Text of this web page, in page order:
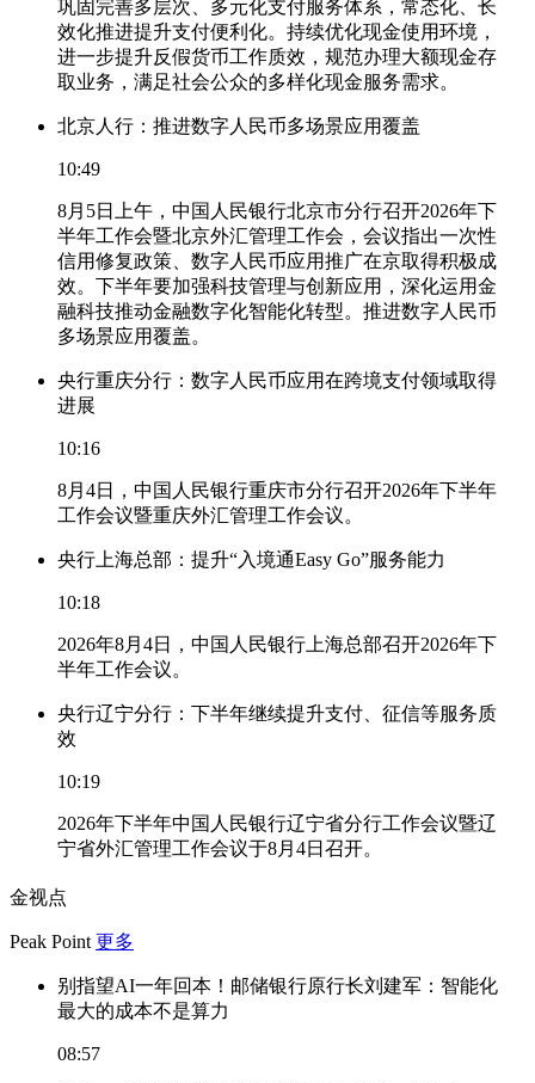
巩固完善多层次、多元化支付服务体系，常态化、长
效化推进提升支付便利化。持续优化现金使用环境，
进一步提升反假货币工作质效，规范办理大额现金存
取业务，满足社会公众的多样化现金服务需求。
北京人行：推进数字人民币多场景应用覆盖
10:49
8月5日上午，中国人民银行北京市分行召开2026年下
半年工作会暨北京外汇管理工作会，会议指出一次性
信用修复政策、数字人民币应用推广在京取得积极成
效。下半年要加强科技管理与创新应用，深化运用金
融科技推动金融数字化智能化转型。推进数字人民币
多场景应用覆盖。
央行重庆分行：数字人民币应用在跨境支付领域取得
进展
10:16
8月4日，中国人民银行重庆市分行召开2026年下半年
工作会议暨重庆外汇管理工作会议。
央行上海总部：提升“入境通Easy Go”服务能力
10:18
2026年8月4日，中国人民银行上海总部召开2026年下
半年工作会议。
央行辽宁分行：下半年继续提升支付、征信等服务质
效
10:19
2026年下半年中国人民银行辽宁省分行工作会议暨辽
宁省外汇管理工作会议于8月4日召开。
金视点
Peak Point 更多
别指望AI一年回本！邮储银行原行长刘建军：智能化
最大的成本不是算力
08:57